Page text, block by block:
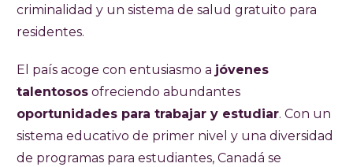
su estadía (CAD 2500), tener un seguro
médico y contar con un pasaporte vigente.
laboral previa, ya que la selección se realiza
mediante un pool aleatorio.
El costo total de la visa es de CAD 369,75 y
con ella podrán trabajar o estudiar
criminalidad y un sistema de salud gratuito para
residentes.
El país acoge con entusiasmo a jóvenes
talentosos ofreciendo abundantes
oportunidades para trabajar y estudiar. Con un
sistema educativo de primer nivel y una diversidad
de programas para estudiantes, Canadá se